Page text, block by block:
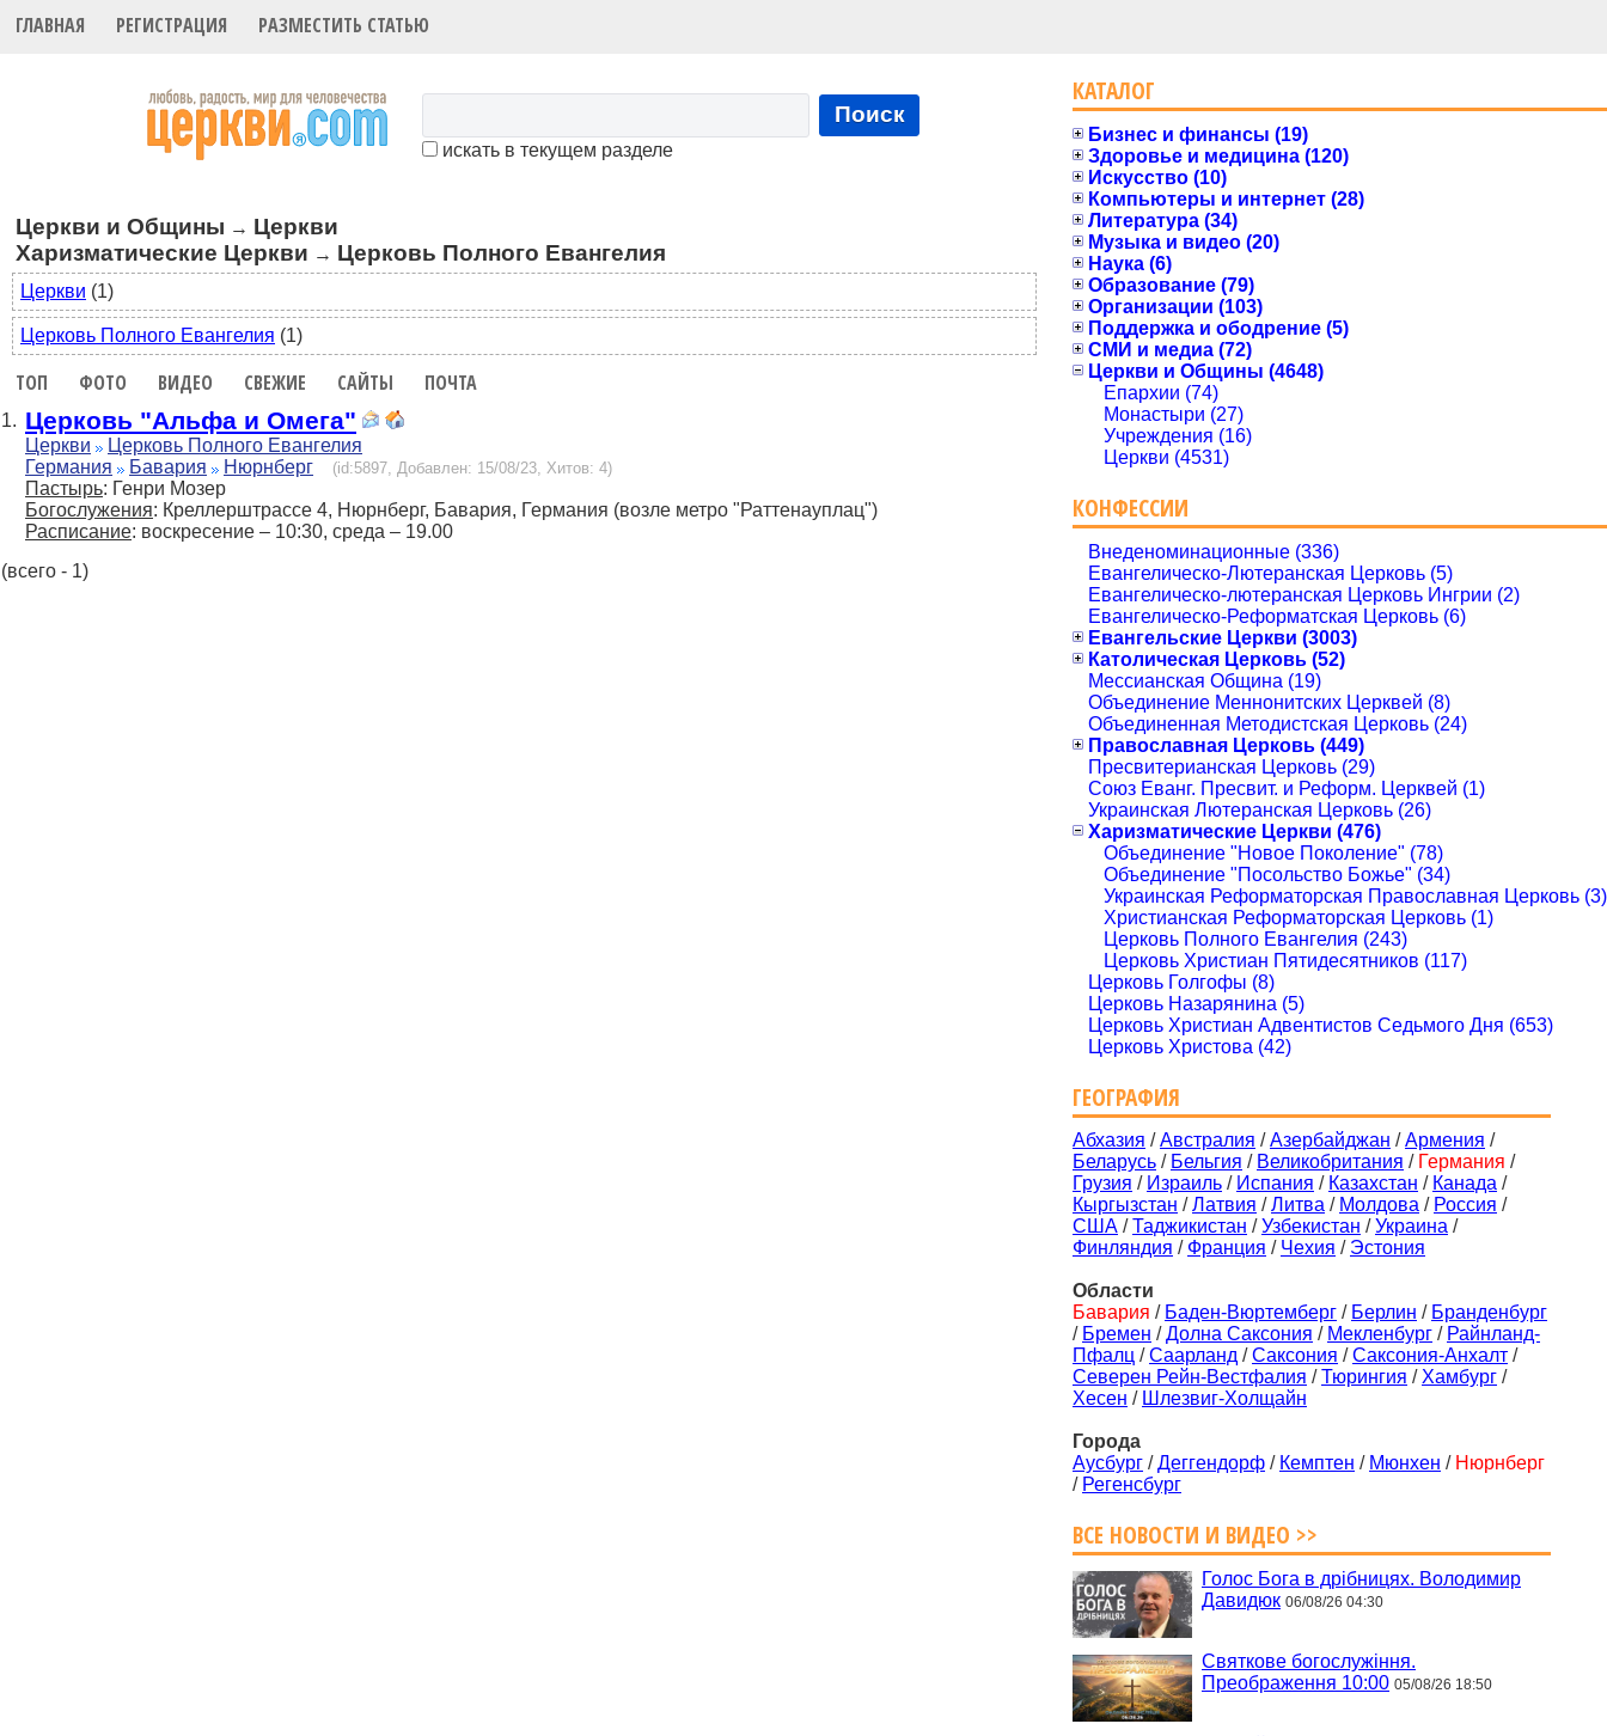
ГЛАВНАЯ РЕГИСТРАЦИЯ РАЗМЕСТИТЬ СТАТЬЮ
Поиск
искать в текущем разделе
Церкви и Общины → Церкви
Харизматические Церкви → Церковь Полного Евангелия
Церкви (1)
Церковь Полного Евангелия (1)
ТОП ФОТО ВИДЕО СВЕЖИЕ САЙТЫ ПОЧТА
1. Церковь "Альфа и Омега"
Церкви
Церковь Полного Евангелия
Германия
Бавария Нюрнберг (id:5897, Добавлен: 15/08/23, Хитов: 4)
Пастырь: Генри Мозер
Богослужения: Креллерштрассе 4, Нюрнберг, Бавария, Германия (возле метро "Раттенауплац")
Расписание: воскресение – 10:30, среда – 19.00
(всего - 1)
КАТАЛОГ
Бизнес и финансы (19)
Здоровье и медицина (120)
Искусство (10)
Компьютеры и интернет (28)
Литература (34)
Музыка и видео (20)
Наука (6)
Образование (79)
Организации (103)
Поддержка и ободрение (5)
СМИ и медиа (72)
Церкви и Общины (4648)
Епархии (74)
Монастыри (27)
Учреждения (16)
Церкви (4531)
КОНФЕССИИ
Внеденоминационные (336)
Евангелическо-Лютеранская Церковь (5)
Евангелическо-лютеранская Церковь Ингрии (2)
Евангелическо-Реформатская Церковь (6)
Евангельские Церкви (3003)
Католическая Церковь (52)
Мессианская Община (19)
Объединение Меннонитских Церквей (8)
Объединенная Методистская Церковь (24)
Православная Церковь (449)
Пресвитерианская Церковь (29)
Союз Еванг. Пресвит. и Реформ. Церквей (1)
Украинская Лютеранская Церковь (26)
Харизматические Церкви (476)
Объединение "Новое Поколение" (78)
Объединение "Посольство Божье" (34)
Украинская Реформаторская Православная Церковь (3)
Христианская Реформаторская Церковь (1)
Церковь Полного Евангелия (243)
Церковь Христиан Пятидесятников (117)
Церковь Голгофы (8)
Церковь Назарянина (5)
Церковь Христиан Адвентистов Седьмого Дня (653)
Церковь Христова (42)
ГЕОГРАФИЯ
Абхазия /Австралия /Азербайджан /Армения /
Беларусь / Бельгия / Великобритания / Германия /
Грузия / Израиль / Испания / Казахстан / Канада /
Кыргызстан /Латвия /Литва / Молдова / Россия /
США /Таджикистан /Узбекистан /Украина /
Финляндия / Франция / Чехия / Эстония
Области
Бавария / Баден-Вюртемберг / Берлин / Бранденбург
/ Бремен /Долна Саксония / Мекленбург / Райнланд-
Пфалц /Саарланд /Саксония /Саксония-Анхалт /
Северен Рейн-Вестфалия /Тюрингия / Хамбург /
Хесен / Шлезвиг-Холщайн
Города
Аусбург /Деггендорф / Кемптен / Мюнхен / Нюрнберг
/ Регенсбург
ВСЕ НОВОСТИ И ВИДЕО >>
Голос Бога в дрібницях. Володимир
Давидюк 06/08/26 04:30
Святкове богослужіння.
Преображення 10:00 05/08/26 18:50